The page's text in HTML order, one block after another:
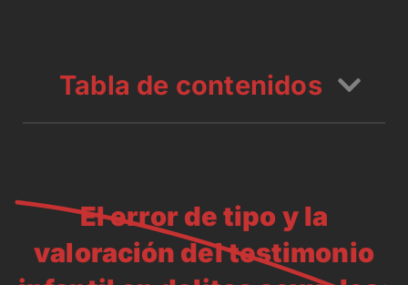
Tabla de contenidos
El error de tipo y la
valoración del testimonio